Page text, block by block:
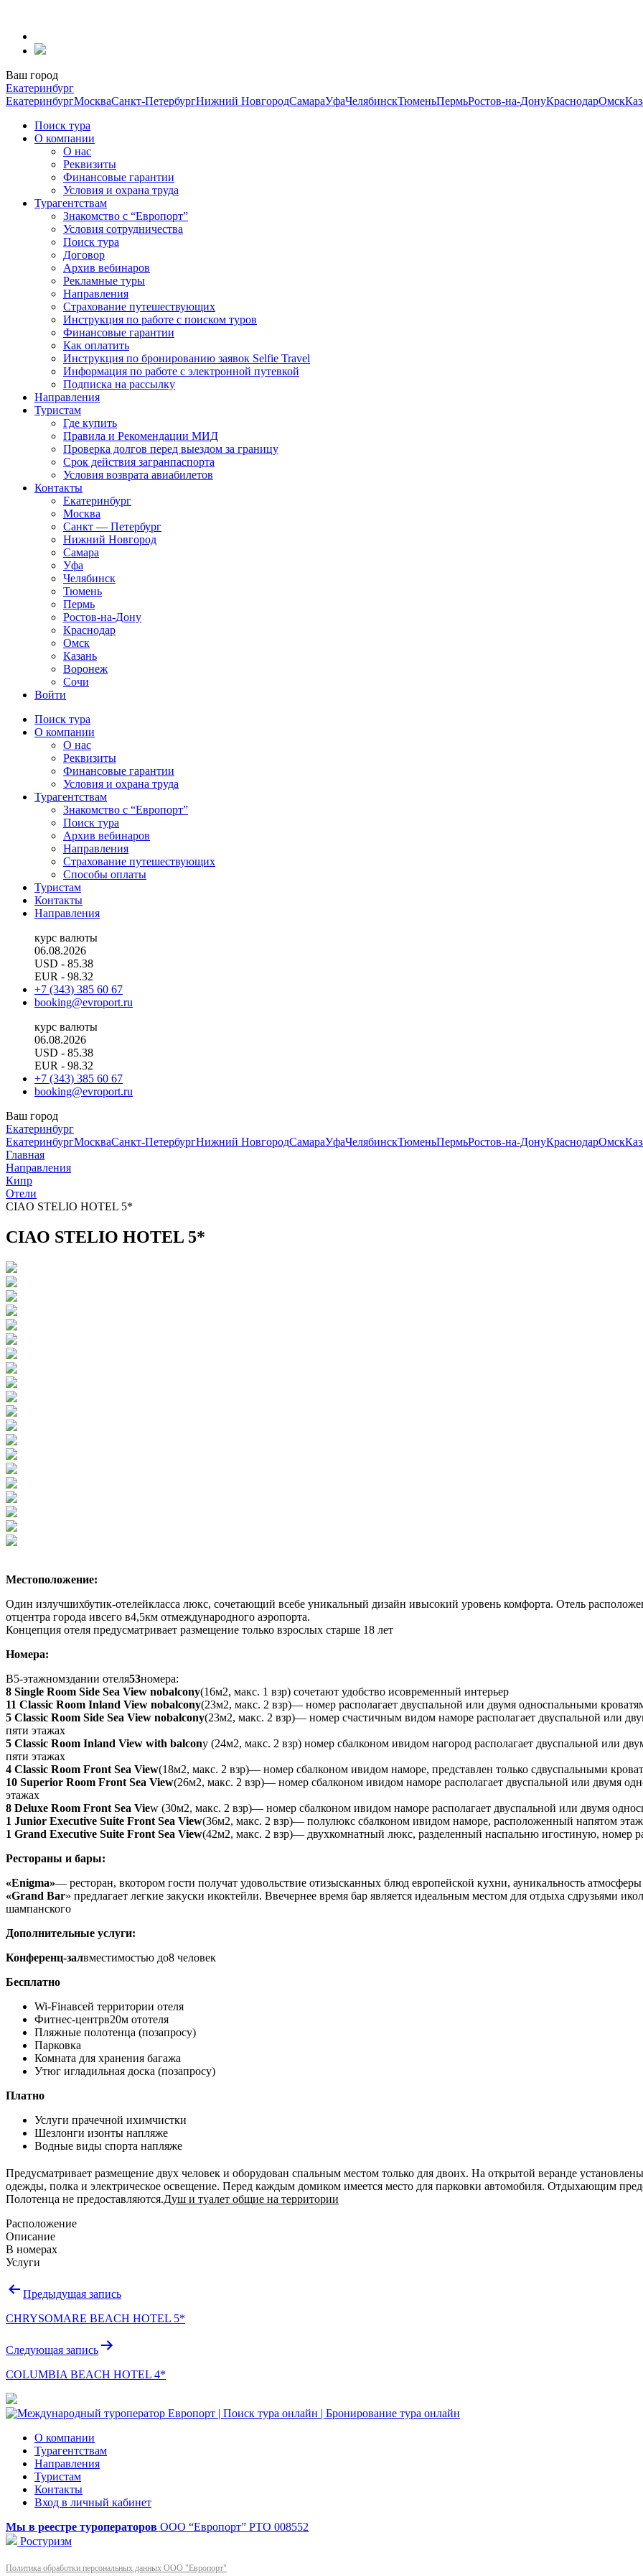
содержанию
Ваш город
Екатеринбург
ЕкатеринбургМоскваСанкт-ПетербургНижний НовгородСамараУфаЧелябинскТюменьПермьРостов-на-ДонуКраснодарОмск
Поиск тура
О компании
О нас
Реквизиты
Финансовые гарантии
Условия и охрана труда
Турагентствам
Знакомство с “Европорт”
Условия сотрудничества
Поиск тура
Договор
Архив вебинаров
Рекламные туры
Направления
Страхование путешествующих
Инструкция по работе с поиском туров
Финансовые гарантии
Как оплатить
Инструкция по бронированию заявок Selfie Travel
Информация по работе с электронной путевкой
Подписка на рассылку
Направления
Туристам
Где купить
Правила и Рекомендации МИД
Проверка долгов перед выездом за границу
Срок действия загранпаспорта
Условия возврата авиабилетов
Контакты
Екатеринбург
Москва
Санкт — Петербург
Нижний Новгород
Самара
Уфа
Челябинск
Тюмень
Пермь
Ростов-на-Дону
Краснодар
Омск
Казань
Воронеж
Сочи
Войти
Поиск тура
О компании
О нас
Реквизиты
Финансовые гарантии
Условия и охрана труда
Турагентствам
Знакомство с “Европорт”
Поиск тура
Архив вебинаров
Направления
Страхование путешествующих
Способы оплаты
Туристам
Контакты
Направления
курс валюты
06.08.2026
USD - 85.38
EUR - 98.32
+7 (343) 385 60 67
booking@evroport.ru
курс валюты
06.08.2026
USD - 85.38
EUR - 98.32
+7 (343) 385 60 67
booking@evroport.ru
Ваш город
Екатеринбург
ЕкатеринбургМоскваСанкт-ПетербургНижний НовгородСамараУфаЧелябинскТюменьПермьРостов-на-ДонуКраснодарОмск
Главная
Направления
Кипр
Отели
CIAO STELIO HOTEL 5*
CIAO STELIO HOTEL 5*
Местоположение:
Один излучшихбутик-отелейкласса люкс, сочетающий всебе уникальный дизайн ивысокий уровень комфорта. Отель
отцентра города ивсего в4,5км отмеждународного аэропорта.
Концепция отеля предусматривает размещение только взрослых старше 18 лет
Номера:
В5-этажномздании отеля53номера:
8 Single Room Side Sea View nobalcony(16м2, макс. 1 взр) сочетают удобство исовременный интерьер
11 Classic Room Inland View nobalcony(23м2, макс. 2 взр)— номер располагает двуспальной или двумя односпальными
5 Classic Room Side Sea View nobalcony(23м2, макс. 2 взр)— номер счастичным видом наморе располагает двуспальной или
пяти этажах
5 Classic Room Inland View with balcony (24м2, макс. 2 взр) номер сбалконом ивидом нагород располагает двуспальной или
пяти этажах
4 Classic Room Front Sea View(18м2, макс. 2 взр)— номер сбалконом ивидом наморе, представлен только сдвуспальными
10 Superior Room Front Sea View(26м2, макс. 2 взр)— номер сбалконом ивидом наморе располагает двуспальной или двумя
этажах
8 Deluxe Room Front Sea View (30м2, макс. 2 взр)— номер сбалконом ивидом наморе располагает двуспальной или двумя
1 Junior Executive Suite Front Sea View(36м2, макс. 2 взр)— полулюкс сбалконом ивидом наморе, расположенный напятом
1 Grand Executive Suite Front Sea View(42м2, макс. 2 взр)— двухкомнатный люкс, разделенный наспальню игостиную, номер
Рестораны и бары:
«Enigma»— ресторан, вкотором гости получат удовольствие отизысканных блюд европейской кухни, ауникальность
«Grand Bar» предлагает легкие закуски икоктейли. Ввечернее время бар является идеальным местом для отдыха сдрузьями
шампанского
Дополнительные услуги:
Конференц-залвместимостью до8 человек
Бесплатно
Wi-Fiнавсей территории отеля
Фитнес-центрв20м ототеля
Пляжные полотенца (позапросу)
Парковка
Комната для хранения багажа
Утюг игладильная доска (позапросу)
Платно
Услуги прачечной ихимчистки
Шезлонги изонты напляже
Водные виды спорта напляже
Предусматривает размещение двух человек и оборудован спальным местом только для двоих. На открытой веранде
одежды, полка и электрическое освещение. Перед каждым домиком имеется место для парковки автомобиля. Отдыхающим
Полотенца не предоставляются.Душ и туалет общие на территории
Расположение
Описание
В номерах
Услуги
Навигация
записям
Предыдущая запись
CHRYSOMARE BEACH HOTEL 5*
Следующая запись
COLUMBIA BEACH HOTEL 4*
О компании
Турагентствам
Направления
Туристам
Контакты
Вход в личный кабинет
Мы в реестре туроператоров ООО “Европорт” РТО 008552
Ростуризм
Политика обработки персональных данных ООО "Европорт"